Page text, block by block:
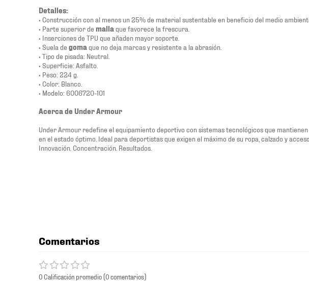
Detalles:
• Construcción con al menos un 25% de material sustentable en beneficio del medio
• Parte superior de malla que favorece la frescura.
• Inserciones de TPU que añaden mayor soporte.
• Suela de goma que no deja marcas y resistente a la abrasión.
• Tipo de pisada: Neutral.
• Superficie: Asfalto.
• Peso: 224 g.
• Color: Blanco.
• Modelo: 6006720-101
Acerca de Under Armour
Under Armour redefine el equipamiento deportivo con sistemas tecnológicos que
en el estado óptimo. Ideal para deportistas que exigen el máximo de su ropa, calzado y
Innovación. Concentración. Resultados.
Comentarios
0 Calificación promedio(0 comentarios)